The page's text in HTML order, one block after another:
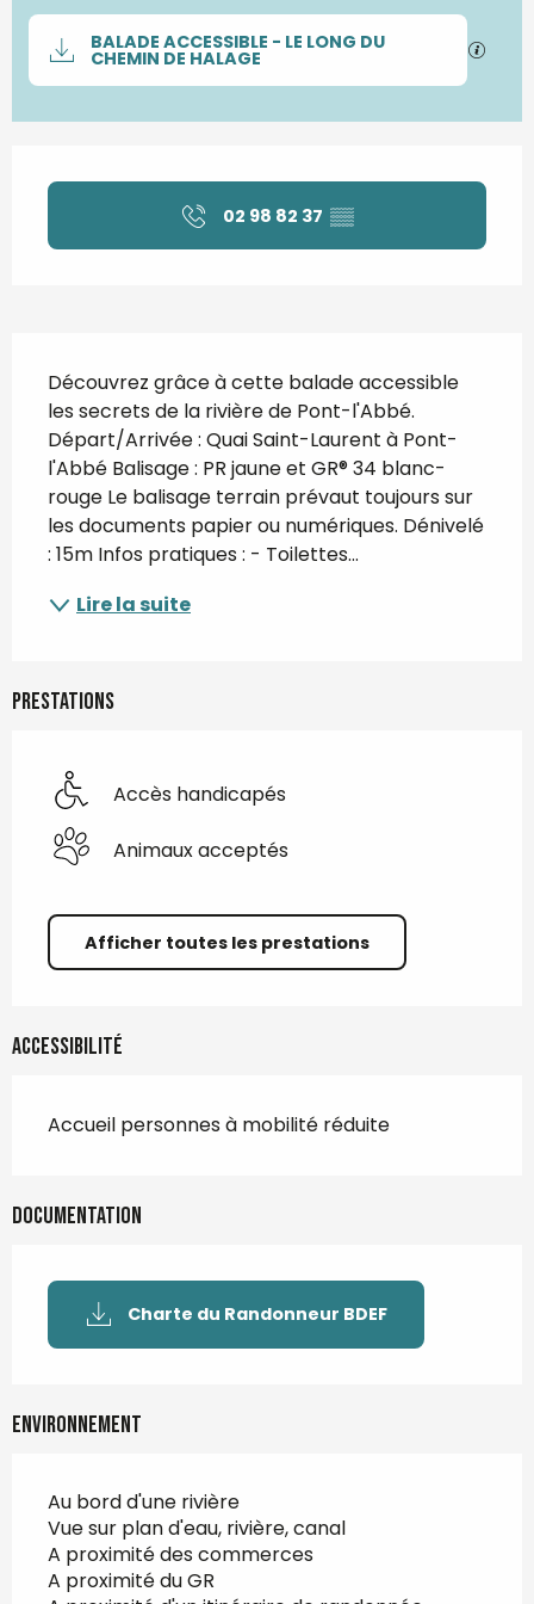
Documentation
BALADE ACCESSIBLE - LE LONG DU
CHEMIN DE HALAGE
Ouverture et coordonnées
02 98 82 37 ▒▒
Découvrez grâce à cette balade accessible
les secrets de la rivière de Pont-l'Abbé.
Départ/Arrivée : Quai Saint-Laurent à Pont-
l'Abbé Balisage : PR jaune et GR® 34 blanc-
rouge Le balisage terrain prévaut toujours sur
les documents papier ou numériques. Dénivelé
: 15m Infos pratiques : - Toilettes...
Lire la suite
Prestations
Accès handicapés
Animaux acceptés
Afficher toutes les prestations
Accessibilité
Accueil personnes à mobilité réduite
Documentation
Charte du Randonneur BDEF
Environnement
Au bord d'une rivière
Vue sur plan d'eau, rivière, canal
A proximité des commerces
A proximité du GR